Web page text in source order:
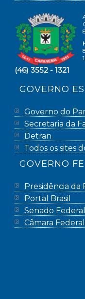
(46) 3552 - 1321
GOVERNO
Governo do
Secretaria da
Detran
Todos os sites
GOVERNO
Presidência da
Portal Brasil
Senado Federal
Câmara Federal